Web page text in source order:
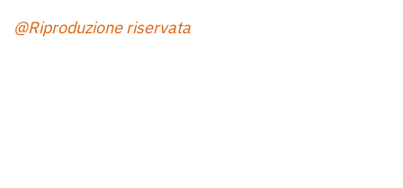
@Riproduzione riservata